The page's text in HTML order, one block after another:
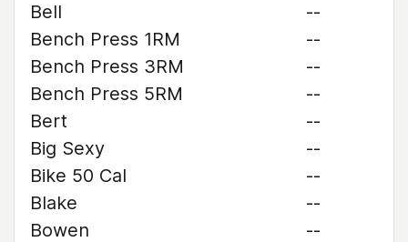
Bell
--
Bench Press 1RM
--
Bench Press 3RM
--
Bench Press 5RM
--
Bert
--
Big Sexy
--
Bike 50 Cal
--
Blake
--
Bowen
--